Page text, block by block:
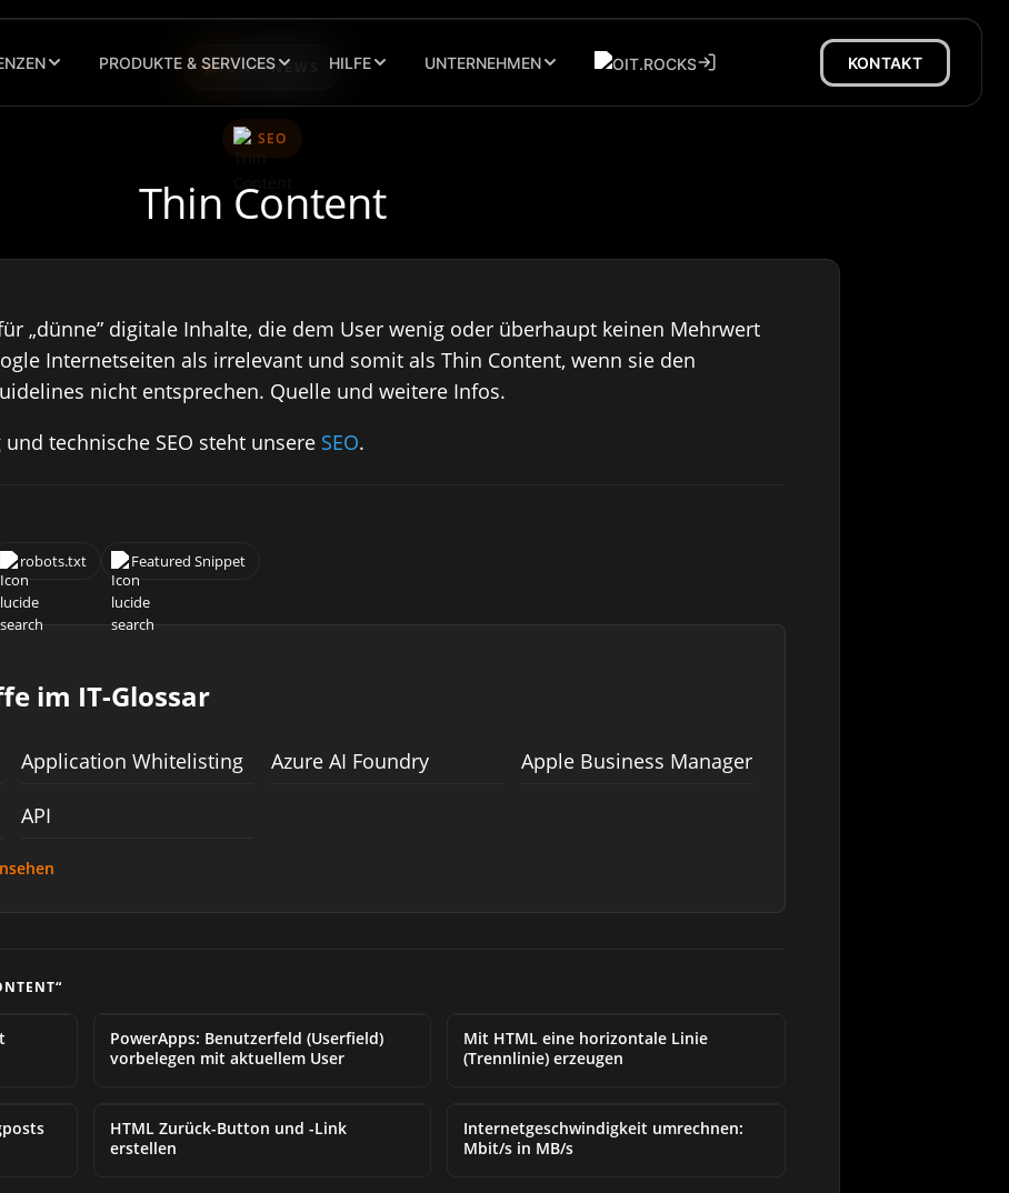
HOME/NEWS
SEO
Thin Content
„dünne” digitale Inhalte, die dem User wenig oder überhaupt keinen Mehrwert
Internetseiten als irrelevant und somit als Thin Content, wenn sie den
nicht entsprechen. Quelle und weitere Infos.
technische SEO steht unsere SEO.
robots.txt Featured Snippet
im IT-Glossar
Application Whitelisting Azure AI Foundry Apple Business Manager
API
PowerApps: Benutzerfeld (Userfield)
vorbelegen mit aktuellem User
Mit HTML eine horizontale Linie
(Trennlinie) erzeugen
HTML Zurück-Button und -Link
erstellen
Internetgeschwindigkeit umrechnen:
Mbit/s in MB/s
PRODUKTE & SERVICES HILFE UNTERNEHMEN KONTAKT